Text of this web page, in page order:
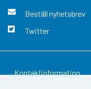
Beställ nyhetsbrev
Twitter
Kontaktinformation